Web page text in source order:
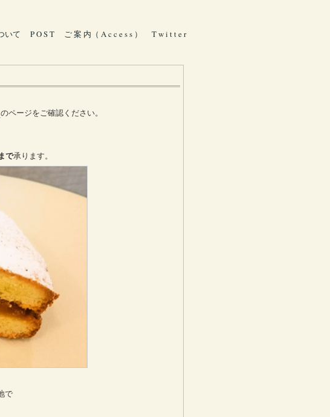
いて P O S T ご 案 内（ A c c e s s ） T w i t t e r
のページをご確認ください。
で承ります。
で